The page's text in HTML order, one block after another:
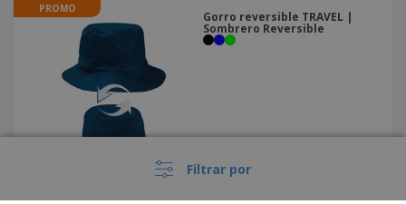
Filtrar por
PROMO
Gorro reversible TRAVEL |
Sombrero Reversible